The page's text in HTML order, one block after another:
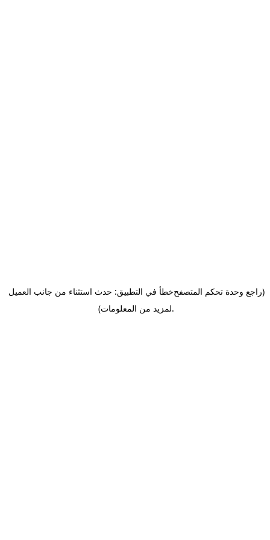
خطأ في التطبيق: حدث استثناء من جانب العميل(راجع وحدة تحكم المتصفح
لمزيد من المعلومات).